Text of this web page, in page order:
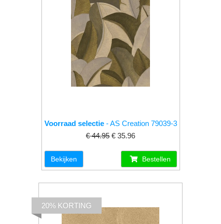
Voorraad selectie- AS Creation 79039-3
€ 44.95 € 35.96
Bekijken Bestellen
20% KORTING